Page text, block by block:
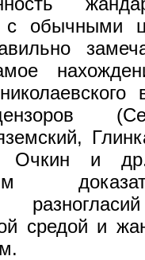
с обычными
(Сен-
Очкин и
средой и